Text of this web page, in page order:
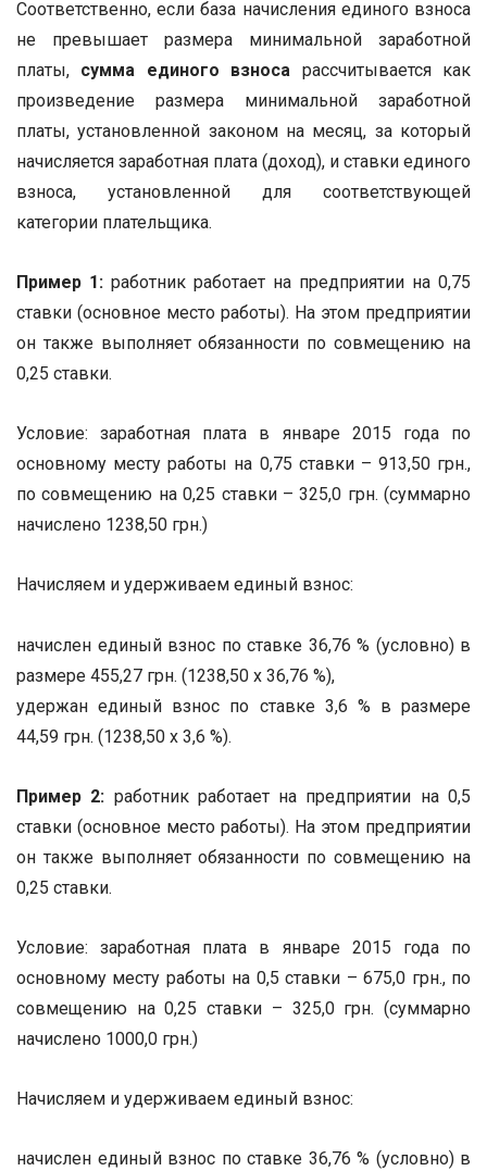
Соответственно, если база начисления единого взноса
не превышает размера минимальной заработной
платы, сумма единого взноса рассчитывается как
произведение размера минимальной заработной
платы, установленной законом на месяц, за который
начисляется заработная плата (доход), и ставки единого
взноса, установленной для соответствующей
категории плательщика.
Пример 1: работник работает на предприятии на 0,75
ставки (основное место работы). На этом предприятии
он также выполняет обязанности по совмещению на
0,25 ставки.
Условие: заработная плата в январе 2015 года по
основному месту работы на 0,75 ставки – 913,50 грн.,
по совмещению на 0,25 ставки – 325,0 грн. (суммарно
начислено 1238,50 грн.)
Начисляем и удерживаем единый взнос:
начислен единый взнос по ставке 36,76 % (условно) в
размере 455,27 грн. (1238,50 х 36,76 %),
удержан единый взнос по ставке 3,6 % в размере
44,59 грн. (1238,50 х 3,6 %).
Пример 2: работник работает на предприятии на 0,5
ставки (основное место работы). На этом предприятии
он также выполняет обязанности по совмещению на
0,25 ставки.
Условие: заработная плата в январе 2015 года по
основному месту работы на 0,5 ставки – 675,0 грн., по
совмещению на 0,25 ставки – 325,0 грн. (суммарно
начислено 1000,0 грн.)
Начисляем и удерживаем единый взнос:
начислен единый взнос по ставке 36,76 % (условно) в